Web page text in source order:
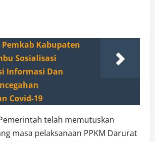
Pemkab Kabupaten
Sosialisasi
Informasi Dan
Covid-19
telah memutuskan
masa pelaksanaan PPKM Darurat